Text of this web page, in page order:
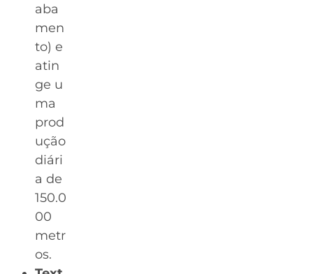
aba
men
to) e
atin
ge u
ma
prod
ução
diári
a de
150.0
00
metr
os.